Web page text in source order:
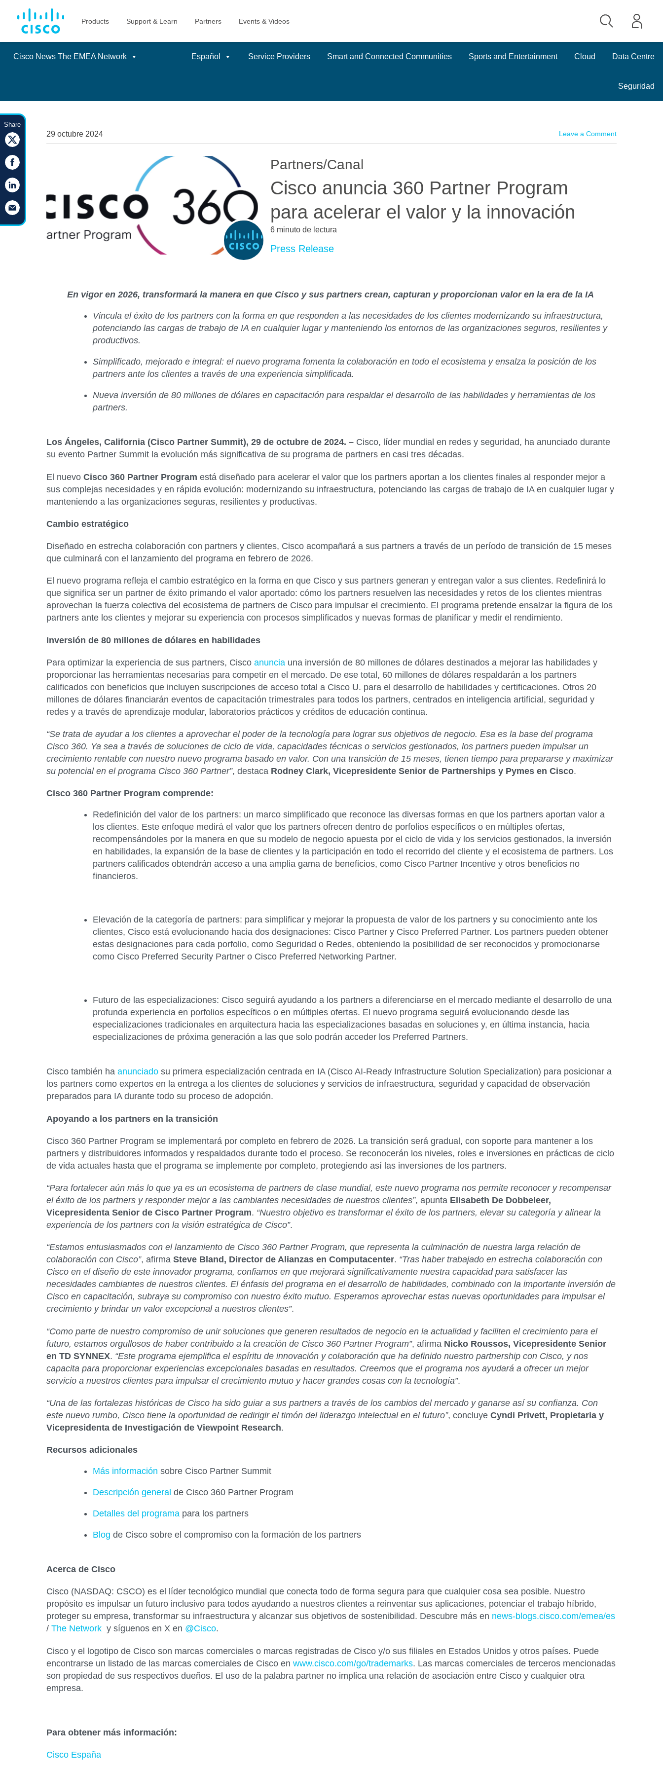
Cisco News The EMEA Network Español Service Providers Smart and Connected Communities Sports and Entertainment Cloud Data Centre
Seguridad
to
content
29 octubre 2024 Leave a Comment
Partners/Canal
Cisco anuncia 360 Partner Program
para acelerar el valor y la innovación
6 minuto de lectura
Press Release
En vigor en 2026, transformará la manera en que Cisco y sus partners crean, capturan y proporcionan valor en la era de la IA
Vincula el éxito de los partners con la forma en que responden a las necesidades de los clientes modernizando su infraestructura,
potenciando las cargas de trabajo de IA en cualquier lugar y manteniendo los entornos de las organizaciones seguros, resilientes y
productivos.
Simplificado, mejorado e integral: el nuevo programa fomenta la colaboración en todo el ecosistema y ensalza la posición de los
partners ante los clientes a través de una experiencia simplificada.
Nueva inversión de 80 millones de dólares en capacitación para respaldar el desarrollo de las habilidades y herramientas de los
partners.
Los Ángeles, California (Cisco Partner Summit), 29 de octubre de 2024. – Cisco, líder mundial en redes y seguridad, ha anunciado durante
su evento Partner Summit la evolución más significativa de su programa de partners en casi tres décadas.
El nuevoCisco 360 Partner Program está diseñado para acelerar el valor que los partners aportan a los clientes finales al responder mejor a
sus complejas necesidades y en rápida evolución: modernizando su infraestructura, potenciando las cargas de trabajo de IA en cualquier lugar y
manteniendo a las organizaciones seguras, resilientes y productivas.
Cambio estratégico
Diseñado en estrecha colaboración con partners y clientes, Cisco acompañará a sus partners a través de un período de transición de 15 meses
que culminará con el lanzamiento del programa en febrero de 2026.
El nuevo programa refleja el cambio estratégico en la forma en que Cisco y sus partners generan y entregan valor a sus clientes. Redefinirá lo
que significa ser un partner de éxito primando el valor aportado: cómo los partners resuelven las necesidades y retos de los clientes mientras
aprovechan la fuerza colectiva del ecosistema de partners de Cisco para impulsar el crecimiento. El programa pretende ensalzar la figura de los
partners ante los clientes y mejorar su experiencia con procesos simplificados y nuevas formas de planificar y medir el rendimiento.
Inversión de 80 millones de dólares en habilidades
Para optimizar la experiencia de sus partners, Ciscoanuncia una inversión de 80 millones de dólares destinados a mejorar las habilidades y
proporcionar las herramientas necesarias para competir en el mercado. De ese total, 60 millones de dólares respaldarán a los partners
calificados con beneficios que incluyen suscripciones de acceso total a Cisco U. para el desarrollo de habilidades y certificaciones. Otros 20
millones de dólares financiarán eventos de capacitación trimestrales para todos los partners, centrados en inteligencia artificial, seguridad y
redes y a través de aprendizaje modular, laboratorios prácticos y créditos de educación continua.
“Se trata de ayudar a los clientes a aprovechar el poder de la tecnología para lograr sus objetivos de negocio. Esa es la base del programa
Cisco 360. Ya sea a través de soluciones de ciclo de vida, capacidades técnicas o servicios gestionados, los partners pueden impulsar un
crecimiento rentable con nuestro nuevo programa basado en valor. Con una transición de 15 meses, tienen tiempo para prepararse y maximizar
su potencial en el programa Cisco 360 Partner”, destaca Rodney Clark, Vicepresidente Senior de Partnerships y Pymes en Cisco.
Cisco 360 Partner Program comprende:
Redefinición del valor de los partners: un marco simplificado que reconoce las diversas formas en que los partners aportan valor a
los clientes. Este enfoque medirá el valor que los partners ofrecen dentro de porfolios específicos o en múltiples ofertas,
recompensándoles por la manera en que su modelo de negocio apuesta por el ciclo de vida y los servicios gestionados, la inversión
en habilidades, la expansión de la base de clientes y la participación en todo el recorrido del cliente y el ecosistema de partners. Los
partners calificados obtendrán acceso a una amplia gama de beneficios, como Cisco Partner Incentive y otros beneficios no
financieros.
Elevación de la categoría de partners: para simplificar y mejorar la propuesta de valor de los partners y su conocimiento ante los
clientes, Cisco está evolucionando hacia dos designaciones: Cisco Partner y Cisco Preferred Partner. Los partners pueden obtener
estas designaciones para cada porfolio, como Seguridad o Redes, obteniendo la posibilidad de ser reconocidos y promocionarse
como Cisco Preferred Security Partner o Cisco Preferred Networking Partner.
Futuro de las especializaciones: Cisco seguirá ayudando a los partners a diferenciarse en el mercado mediante el desarrollo de una
profunda experiencia en porfolios específicos o en múltiples ofertas. El nuevo programa seguirá evolucionando desde las
especializaciones tradicionales en arquitectura hacia las especializaciones basadas en soluciones y, en última instancia, hacia
especializaciones de próxima generación a las que solo podrán acceder los Preferred Partners.
Cisco también haanunciado su primera especialización centrada en IA (Cisco AI-Ready Infrastructure Solution Specialization) para posicionar a
los partners como expertos en la entrega a los clientes de soluciones y servicios de infraestructura, seguridad y capacidad de observación
preparados para IA durante todo su proceso de adopción.
Apoyando a los partners en la transición
Cisco 360 Partner Program se implementará por completo en febrero de 2026. La transición será gradual, con soporte para mantener a los
partners y distribuidores informados y respaldados durante todo el proceso. Se reconocerán los niveles, roles e inversiones en prácticas de ciclo
de vida actuales hasta que el programa se implemente por completo, protegiendo así las inversiones de los partners.
“Para fortalecer aún más lo que ya es un ecosistema de partners de clase mundial, este nuevo programa nos permite reconocer y recompensar
el éxito de los partners y responder mejor a las cambiantes necesidades de nuestros clientes”, apunta Elisabeth De Dobbeleer,
Vicepresidenta Senior de Cisco Partner Program. “Nuestro objetivo es transformar el éxito de los partners, elevar su categoría y alinear la
experiencia de los partners con la visión estratégica de Cisco”.
“Estamos entusiasmados con el lanzamiento de Cisco 360 Partner Program, que representa la culminación de nuestra larga relación de
colaboración con Cisco”, afirmaSteve Bland, Director de Alianzas en Computacenter. “Tras haber trabajado en estrecha colaboración con
Cisco en el diseño de este innovador programa, confiamos en que mejorará significativamente nuestra capacidad para satisfacer las
necesidades cambiantes de nuestros clientes. El énfasis del programa en el desarrollo de habilidades, combinado con la importante inversión de
Cisco en capacitación, subraya su compromiso con nuestro éxito mutuo. Esperamos aprovechar estas nuevas oportunidades para impulsar el
crecimiento y brindar un valor excepcional a nuestros clientes”.
“Como parte de nuestro compromiso de unir soluciones que generen resultados de negocio en la actualidad y faciliten el crecimiento para el
futuro, estamos orgullosos de haber contribuido a la creación de Cisco 360 Partner Program”, afirma Nicko Roussos, Vicepresidente Senior
en TD SYNNEX. “Este programa ejemplifica el espíritu de innovación y colaboración que ha definido nuestro partnership con Cisco, y nos
capacita para proporcionar experiencias excepcionales basadas en resultados. Creemos que el programa nos ayudará a ofrecer un mejor
servicio a nuestros clientes para impulsar el crecimiento mutuo y hacer grandes cosas con la tecnología”.
“Una de las fortalezas históricas de Cisco ha sido guiar a sus partners a través de los cambios del mercado y ganarse así su confianza. Con
este nuevo rumbo, Cisco tiene la oportunidad de redirigir el timón del liderazgo intelectual en el futuro”, concluyeCyndi Privett, Propietaria y
Vicepresidenta de Investigación de Viewpoint Research.
Recursos adicionales
Más información sobre Cisco Partner Summit
Descripción general de Cisco 360 Partner Program
Detalles del programa para los partners
Blog de Cisco sobre el compromiso con la formación de los partners
Acerca de Cisco
Cisco (NASDAQ: CSCO) es el líder tecnológico mundial que conecta todo de forma segura para que cualquier cosa sea posible. Nuestro
propósito es impulsar un futuro inclusivo para todos ayudando a nuestros clientes a reinventar sus aplicaciones, potenciar el trabajo híbrido,
proteger su empresa, transformar su infraestructura y alcanzar sus objetivos de sostenibilidad. Descubre más en news-blogs.cisco.com/emea/es
/The Network y síguenos en X en @Cisco.
Cisco y el logotipo de Cisco son marcas comerciales o marcas registradas de Cisco y/o sus filiales en Estados Unidos y otros países. Puede
encontrarse un listado de las marcas comerciales de Cisco enwww.cisco.com/go/trademarks. Las marcas comerciales de terceros mencionadas
son propiedad de sus respectivos dueños. El uso de la palabra partner no implica una relación de asociación entre Cisco y cualquier otra
empresa.
Para obtener más información:
Cisco España
Share